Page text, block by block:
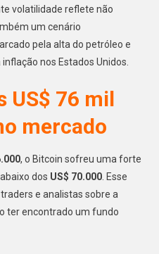
volatilidade reflete não
um cenário
pela alta do petróleo e
nos Estados Unidos.
US$ 76 mil
mercado
, o Bitcoin sofreu uma forte
dos US$ 70.000. Esse
e analistas sobre a
ter encontrado um fundo